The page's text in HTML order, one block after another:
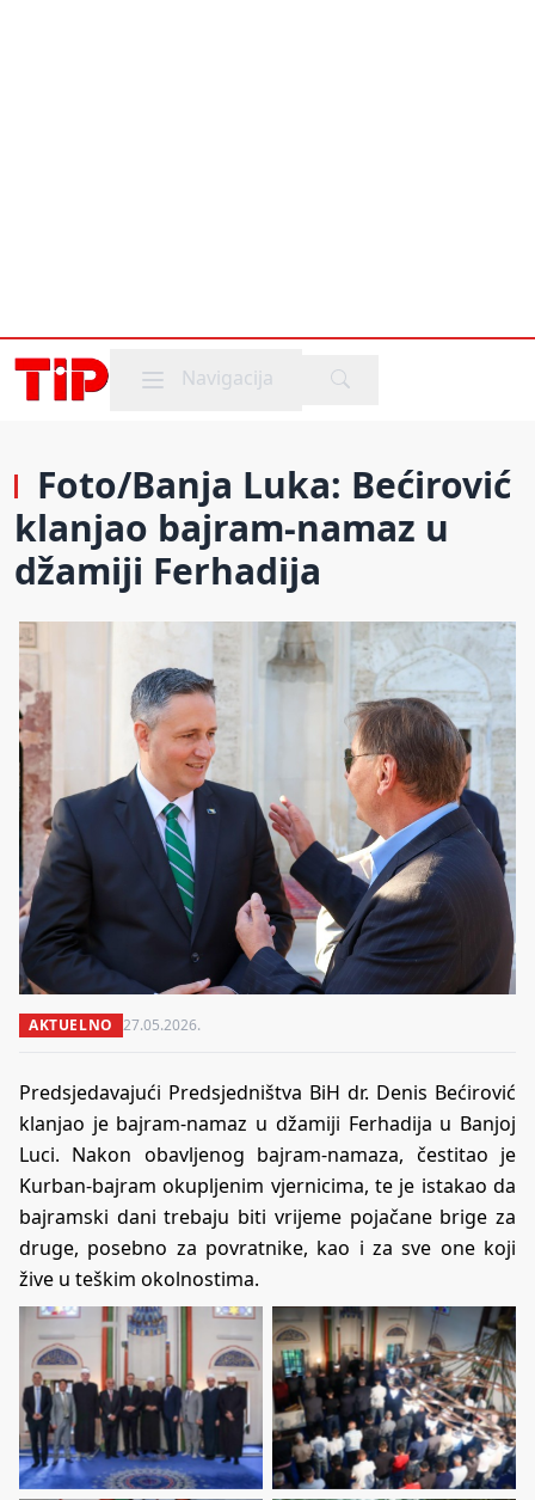
Mobile menu
Navigacija
Foto/Banja Luka: Bećirović
klanjao bajram-namaz u
džamiji Ferhadija
AKTUELNO 27.05.2026.
Predsjedavajući Predsjedništva BiH dr. Denis Bećirović
klanjao je bajram-namaz u džamiji Ferhadija u Banjoj
Luci. Nakon obavljenog bajram-namaza, čestitao je
Kurban-bajram okupljenim vjernicima, te je istakao da
bajramski dani trebaju biti vrijeme pojačane brige za
druge, posebno za povratnike, kao i za sve one koji
žive u teškim okolnostima.